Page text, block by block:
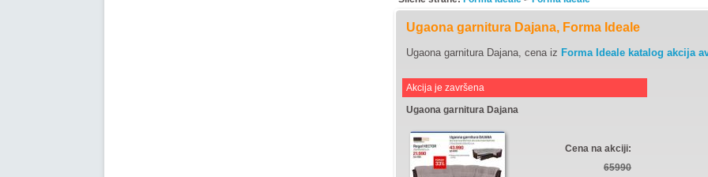
Ugaona garnitura Dajana, Forma Ideale
Ugaona garnitura Dajana, cena iz Forma Ideale katalog akcija
Akcija je završena
Ugaona garnitura Dajana
Cena na akciji:
65990